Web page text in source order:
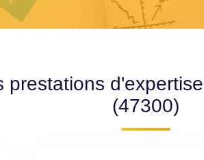
prestations
(47300)